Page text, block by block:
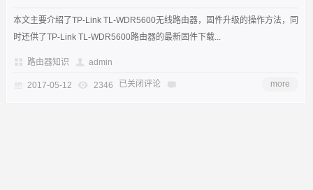
本文主要介绍了TP-Link TL-WDR5600无线路由器，固件升级的操作方法，同
时还供了TP-Link TL-WDR5600路由器的最新固件下载...
路由器知识 admin
2017-05-12 2346 已关闭评论 more